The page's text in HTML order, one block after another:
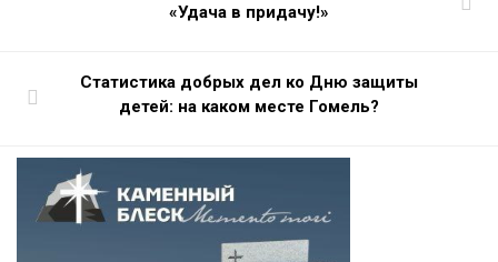
«Удача в придачу!»
Статистика добрых дел ко Дню защиты
детей: на каком месте Гомель?